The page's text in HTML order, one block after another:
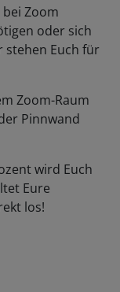
Zoom
oder sich
stehen Euch für
Zoom-Raum
Pinnwand
wird Euch
Eure
los!